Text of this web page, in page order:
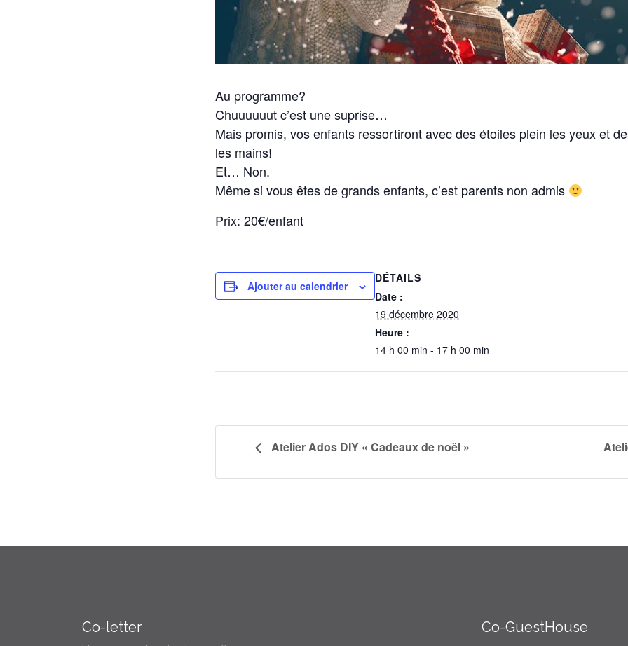
Au programme?
Chuuuuuut c’est une suprise…
Mais promis, vos enfants ressortiront avec des étoiles plein les yeux et
les mains!
Et… Non.
Même si vous êtes de grands enfants, c’est parents non admis
Prix: 20€/enfant
Ajouter au calendrier
DÉTAILS
Date :
19 décembre 2020
Heure :
14 h 00 min - 17 h 00 min
Atelier Ados DIY « Cadeaux de noël »
Co-letter Co-GuestHouse